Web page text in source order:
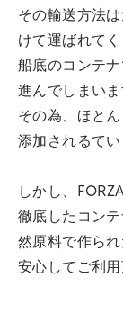
その輸送方法
けて運ばれてく
船底のコンテ
進んでしまいま
その為、ほと
添加されるてい
しかし、
徹底したコン
然原料で作ら
安心してご利用